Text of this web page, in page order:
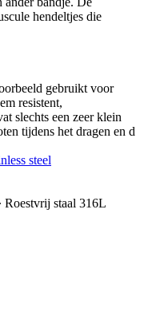
hendeltjes die
gebruikt voor
resistent,
slechts een zeer klein
tijdens het dragen en d
Roestvrij staal 316L